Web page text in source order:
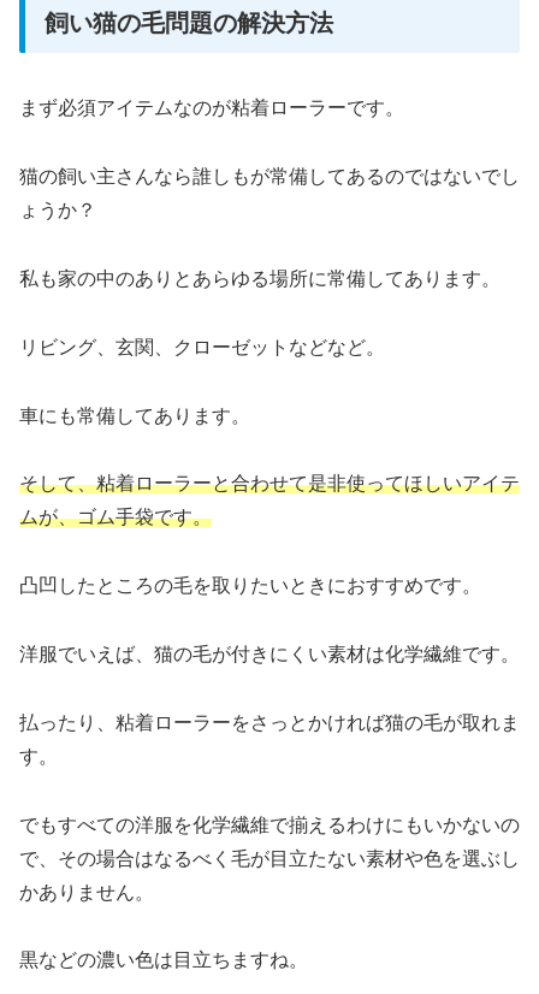
飼い猫の毛問題の解決方法
まず必須アイテムなのが粘着ローラーです。
猫の飼い主さんなら誰しもが常備してあるのではないでし
ょうか？
私も家の中のありとあらゆる場所に常備してあります。
リビング、玄関、クローゼットなどなど。
車にも常備してあります。
そして、粘着ローラーと合わせて是非使ってほしいアイテ
ムが、ゴム手袋です。
凸凹したところの毛を取りたいときにおすすめです。
洋服でいえば、猫の毛が付きにくい素材は化学繊維です。
払ったり、粘着ローラーをさっとかければ猫の毛が取れま
す。
でもすべての洋服を化学繊維で揃えるわけにもいかないの
で、その場合はなるべく毛が目立たない素材や色を選ぶし
かありません。
黒などの濃い色は目立ちますね。